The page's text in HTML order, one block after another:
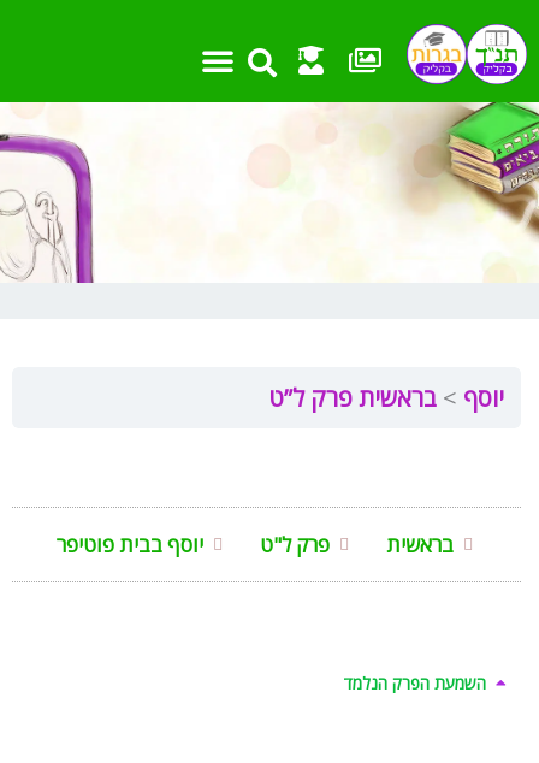
לתוכן
יוסף בראשית פרק ל”ט
בראשית פרק ל"ט יוסף בבית פוטיפר
השמעת הפרק הנלמד